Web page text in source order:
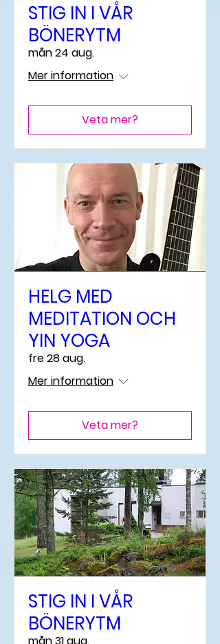
STIG IN I VÅR
BÖNERYTM
mån 24 aug.
Mer information
Veta mer?
HELG MED
MEDITATION OCH
YIN YOGA
fre 28 aug.
Mer information
Veta mer?
STIG IN I VÅR
BÖNERYTM